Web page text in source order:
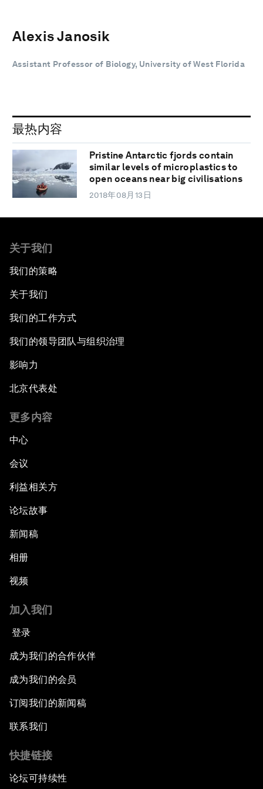
Alexis Janosik
Assistant Professor of Biology, University of West Florida
最热内容
Pristine Antarctic fjords contain
similar levels of microplastics to
open oceans near big civilisations
2018年08月13日
关于我们
我们的策略
关于我们
我们的工作方式
我们的领导团队与组织治理
影响力
北京代表处
更多内容
中心
会议
利益相关方
论坛故事
新闻稿
相册
视频
加入我们
登录
成为我们的合作伙伴
成为我们的会员
订阅我们的新闻稿
联系我们
快捷链接
论坛可持续性